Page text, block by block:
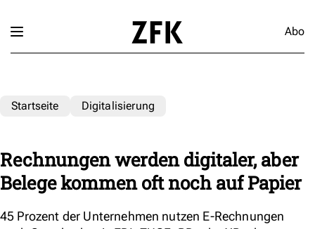
Abo
Startseite Digitalisierung
Rechnungen werden digitaler, aber
Belege kommen oft noch auf Papier
45 Prozent der Unternehmen nutzen E-Rechnungen